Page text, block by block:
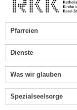
Pfarreien
Dienste
Was wir glauben
Spezialseelsorge